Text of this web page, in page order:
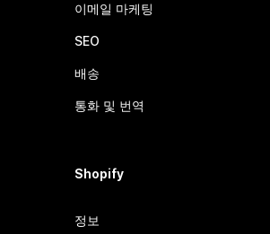
이메일 마케팅
SEO
배송
통화 및 번역
Shopify
정보